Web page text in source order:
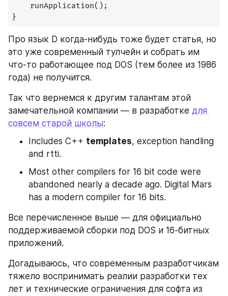
    runApplication();
}
Про язык D когда-нибудь тоже будет статья, но
это уже современный тулчейн и собрать им
что-то работающее под DOS (тем более из 1986
года) не получится.
Так что вернемся к другим талантам этой
замечательной компании — в разработке для
совсем старой школы:
Includes C++ templates, exception handling
and rtti.
Most other compilers for 16 bit code were
abandoned nearly a decade ago. Digital Mars
has a modern compiler for 16 bits.
Все перечисленное выше — для официально
поддерживаемой сборки под DOS и 16-битных
приложений.
Догадываюсь, что современным разработчикам
тяжело воспринимать реалии разработки тех
лет и технические ограничения для софта из